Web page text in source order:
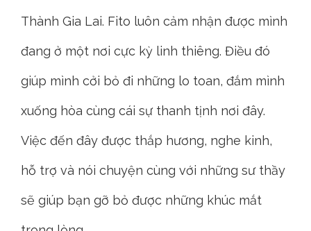
Thành Gia Lai. Fito luôn cảm nhận được mình
đang ở một nơi cực kỳ linh thiêng. Điều đó
giúp mình cởi bỏ đi những lo toan, đắm mình
xuống hòa cùng cái sự thanh tịnh nơi đây.
Việc đến đây được thắp hương, nghe kinh,
hỗ trợ và nói chuyện cùng với những sư thầy
sẽ giúp bạn gỡ bỏ được những khúc mắt